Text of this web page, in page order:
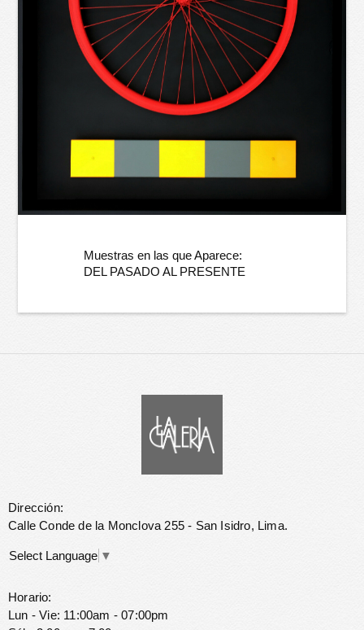
Muestras en las que Aparece:
DEL PASADO AL PRESENTE
Dirección:
Calle Conde de la Monclova 255 - San Isidro, Lima.
Select Language ▼
Horario:
Lun - Vie: 11:00am - 07:00pm